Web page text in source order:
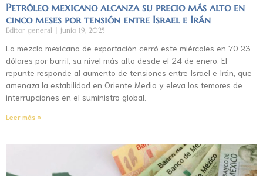
Petróleo mexicano alcanza su precio más alto en
cinco meses por tensión entre Israel e Irán
Editor general junio 19, 2025
La mezcla mexicana de exportación cerró este miércoles en 70.23
dólares por barril, su nivel más alto desde el 24 de enero. El
repunte responde al aumento de tensiones entre Israel e Irán, que
amenaza la estabilidad en Oriente Medio y eleva los temores de
interrupciones en el suministro global.
Leer más »